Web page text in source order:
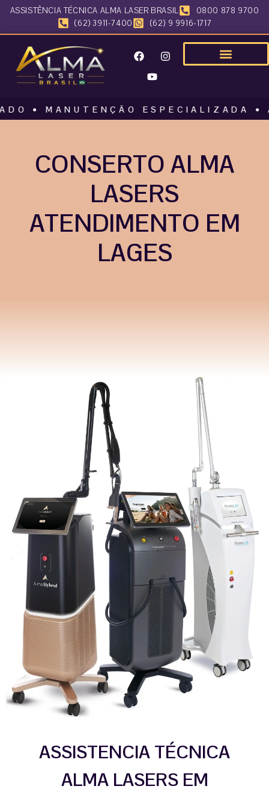
ASSISTÊNCIA TÉCNICA ALMA LASER BRASIL
0800 878 9700
(62) 3911-7400
(62) 9 9916-1717
MANUTENÇÃO ESPECIALIZADA •
CONSERTO ALMA
LASERS
ATENDIMENTO EM
LAGES
ASSISTENCIA TÉCNICA
ALMA LASERS EM